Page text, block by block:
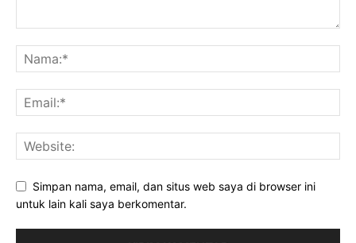
Simpan nama, email, dan situs web saya di browser ini
untuk lain kali saya berkomentar.